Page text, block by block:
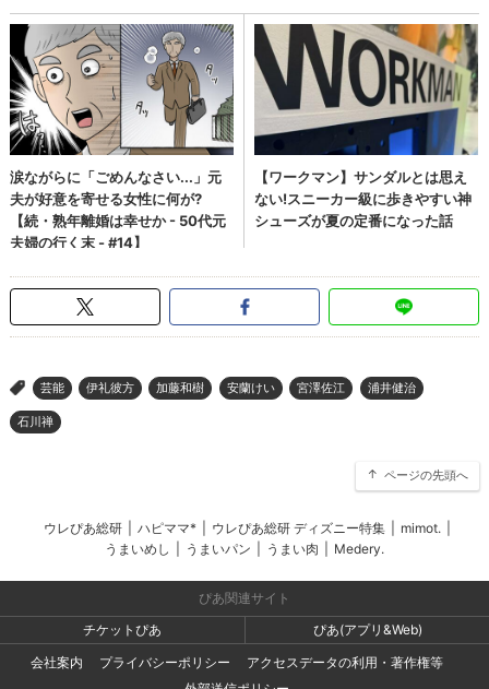
> 芸能 伊礼彼方 加藤和樹 安蘭けい 宮澤佐江 浦井健治
石川禅
ページの先頭へ
ウレぴあ総研 ハピママ* ウレぴあ総研 ディズニー特集 mimot.
うまいめし
うまいパン うまい肉 Medery.
ぴあ関連サイト
チケットぴあ
ぴあ(アプリ&Web)
会社案内
プライバシーポリシー
アクセスデータの利用・著作権等